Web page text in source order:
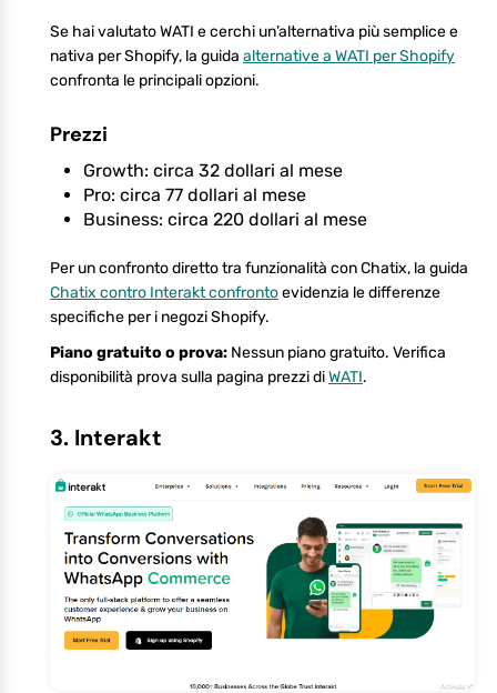
Se hai valutato WATI e cerchi un’alternativa più semplice e
nativa per Shopify, la guida alternative a WATI per Shopify
confronta le principali opzioni.
Prezzi
Growth: circa 32 dollari al mese
Pro: circa 77 dollari al mese
Business: circa 220 dollari al mese
Per un confronto diretto tra funzionalità con Chatix, la guida
Chatix contro Interakt confrontoevidenzia le differenze
specifiche per i negozi Shopify.
Piano gratuito o prova: Nessun piano gratuito. Verifica
disponibilità prova sulla pagina prezzi diWATI.
3. Interakt